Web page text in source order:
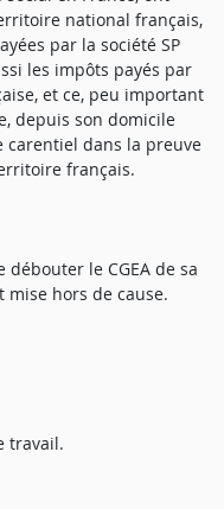
national français,
par la société SP
les impôts payés par
et ce, peu important
depuis son domicile
carentiel dans la preuve
français.
le CGEA de sa
mise hors de cause.
travail.